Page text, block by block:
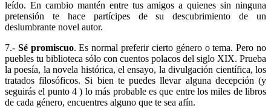
leído. En cambio mantén entre tus amigos a quienes sin ninguna
pretensión te hace partícipes de su descubrimiento de un
deslumbrante novel autor.
7.- Sé promiscuo. Es normal preferir cierto género o tema. Pero no
puebles tu biblioteca sólo con cuentos polacos del siglo XIX. Prueba
la poesía, la novela histórica, el ensayo, la divulgación científica, los
tratados filosóficos. Si bien te puedes llevar alguna decepción (y
seguirás el punto 4 ) lo más probable es que entre los miles de libros
de cada género, encuentres alguno que te sea afín.